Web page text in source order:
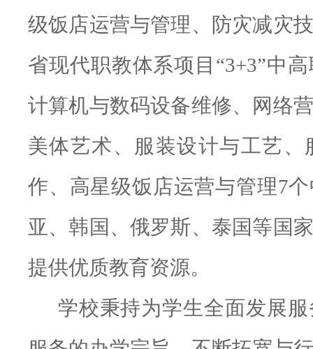
级饭店运营与管理、防灾减灾
省现代职教体系项目 “3+3”中
计算机与数码设备维修、网络
美体艺术、服装设计与工艺
作、 高星级饭店运营与管理7
亚、韩国、俄罗斯、泰国等国
提供优质教育资源。
学校秉持为学生全面发展